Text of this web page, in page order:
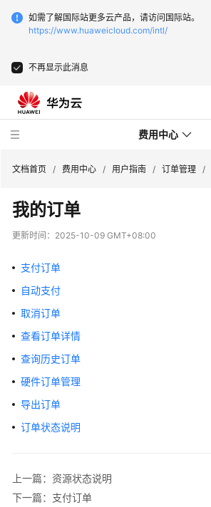
如需了解国际站更多云产品，请访问国际站。
https://www.huaweicloud.com/intl/
不再显示此消息
费用中心
最
新
态
快
速
门
户
指
南
说
明
文档首页 / 费用中心 / 用户指南 / 订单管理 /
我的订单
更新时间： 2025-10-09 GMT+08:00
支付订单
自动支付
取消订单
查看订单详情
查询历史订单
硬件订单管理
导出订单
订单状态说明
上一篇：资源状态说明
下一篇：支付订单